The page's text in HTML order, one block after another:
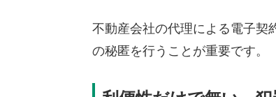
不動産会社の代理による電子契
の秘匿を行うことが重要です。